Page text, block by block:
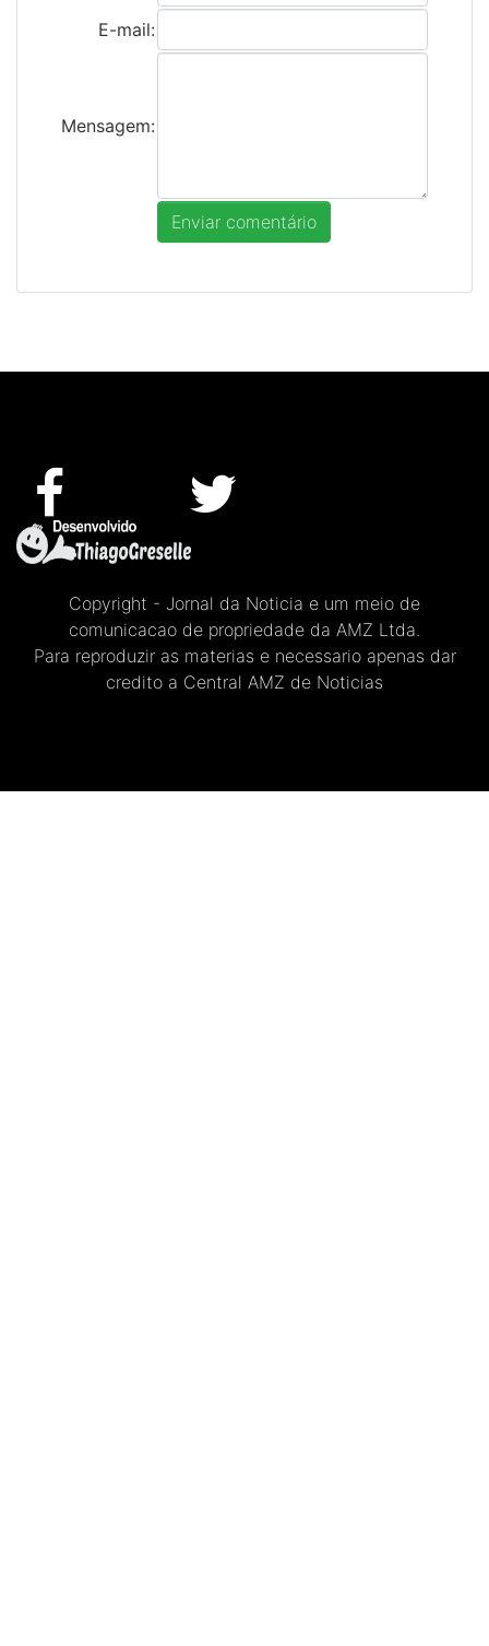
E-mail:
Mensagem:
Copyright - Jornal da Noticia e um meio de
comunicacao de propriedade da AMZ Ltda.
Para reproduzir as materias e necessario apenas dar
credito a Central AMZ de Noticias